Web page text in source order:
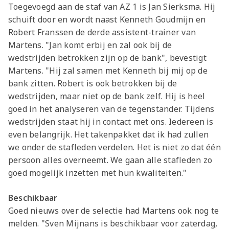
Toegevoegd aan de staf van AZ 1 is Jan Sierksma. Hij
schuift door en wordt naast Kenneth Goudmijn en
Robert Franssen de derde assistent-trainer van
Martens. "Jan komt erbij en zal ook bij de
wedstrijden betrokken zijn op de bank", bevestigt
Martens. "Hij zal samen met Kenneth bij mij op de
bank zitten. Robert is ook betrokken bij de
wedstrijden, maar niet op de bank zelf. Hij is heel
goed in het analyseren van de tegenstander. Tijdens
wedstrijden staat hij in contact met ons. Iedereen is
even belangrijk. Het takenpakket dat ik had zullen
we onder de stafleden verdelen. Het is niet zo dat één
persoon alles overneemt. We gaan alle stafleden zo
goed mogelijk inzetten met hun kwaliteiten."
Beschikbaar
Goed nieuws over de selectie had Martens ook nog te
melden. "Sven Mijnans is beschikbaar voor zaterdag,